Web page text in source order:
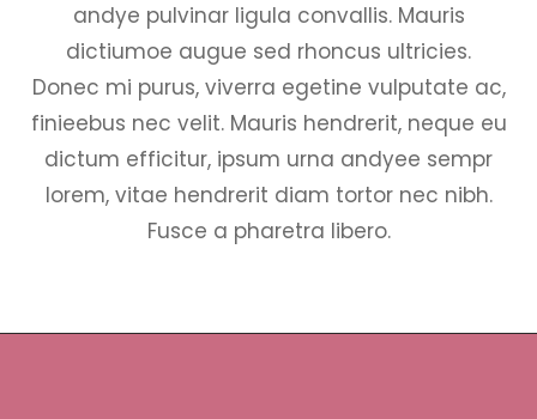
andye pulvinar ligula convallis. Mauris
dictiumoe augue sed rhoncus ultricies.
Donec mi purus, viverra egetine vulputate ac,
finieebus nec velit. Mauris hendrerit, neque eu
dictum efficitur, ipsum urna andyee sempr
lorem, vitae hendrerit diam tortor nec nibh.
Fusce a pharetra libero.